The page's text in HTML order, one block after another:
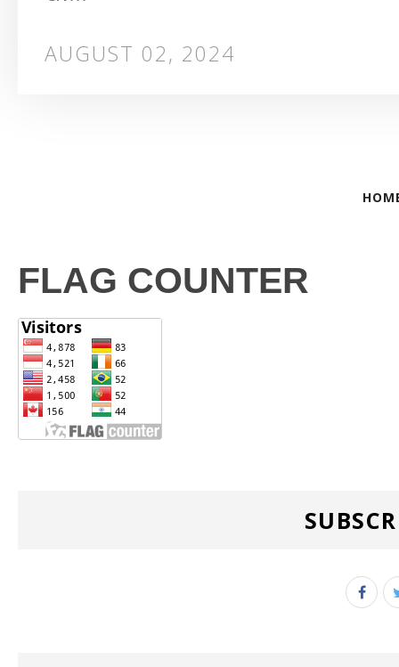
AUGUST 02, 2024
FLAG COUNTER